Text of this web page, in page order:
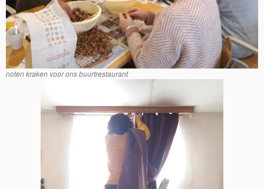
noten kraken voor ons buurtrestaurant